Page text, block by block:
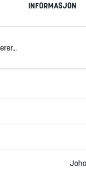
INFORMASJON